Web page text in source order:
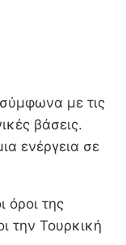
με τις
βάσεις.
ενέργεια σε
όροι της
την Τουρκική